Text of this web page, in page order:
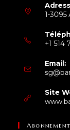
1-3095
+1 514
dans
votre
Email:
Site